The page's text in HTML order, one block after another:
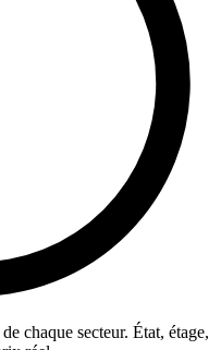
chaque secteur. État, étage,